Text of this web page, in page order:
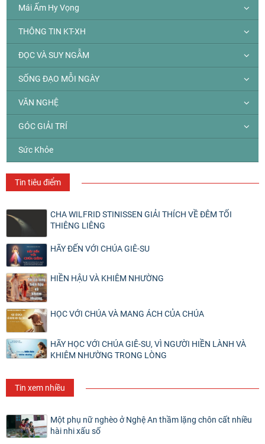
Mái Ấm Hy Vọng
THÔNG TIN KT-XH
ĐỌC VÀ SUY NGẪM
SỐNG ĐẠO MỖI NGÀY
VĂN NGHỆ
GÓC GIẢI TRÍ
Sức Khỏe
Tin tiêu điểm
CHA WILFRID STINISSEN GIẢI THÍCH VỀ ĐÊM TỐI
THIÊNG LIÊNG
HÃY ĐẾN VỚI CHÚA GIÊ-SU
HIỀN HẬU VÀ KHIÊM NHƯỜNG
HỌC VỚI CHÚA VÀ MANG ÁCH CỦA CHÚA
HÃY HỌC VỚI CHÚA GIÊ-SU, VÌ NGƯỜI HIỀN LÀNH VÀ
KHIÊM NHƯỜNG TRONG LÒNG
Tin xem nhiều
Một phụ nữ nghèo ở Nghệ An thầm lặng chôn cất nhiều
hài nhi xấu số